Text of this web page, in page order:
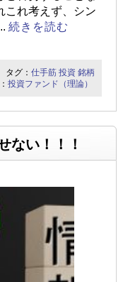
これ考えず、シン
続きを読む
タグ：仕手筋 投資 銘柄
投資ファンド（理論）
ない！！！